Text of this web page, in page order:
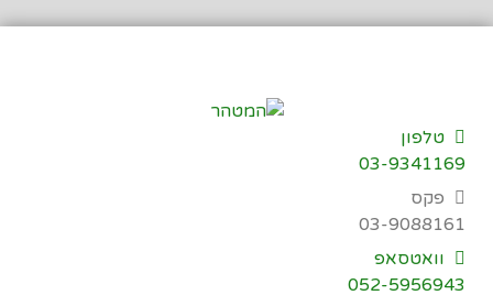
דילוג
טלפון
03-9341169
פקס
03-9088161
וואטסאפ
052-5956943